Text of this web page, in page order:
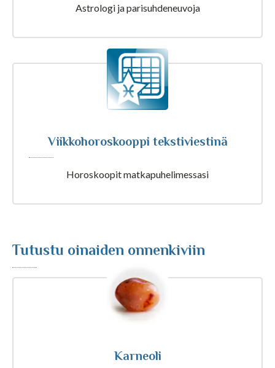
Kaikki Tajunnanvirta palvelut
Tajunnanvirta Tarotpöytä
Tajunnanvirta Päivänväri
Tulkinta unesta
Astrologi ja parisuhdeneuvoja
Viikkohoroskooppi tekstiviestinä
Horoskoopit matkapuhelimessasi
Tutustu oinaiden onnenkiviin
Karneoli